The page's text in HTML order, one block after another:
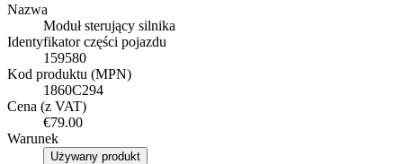
Nazwa
Moduł sterujący silnika
Identyfikator części pojazdu
159580
Kod produktu (MPN)
1860C294
Cena (z VAT)
€79.00
Warunek
Używany produkt